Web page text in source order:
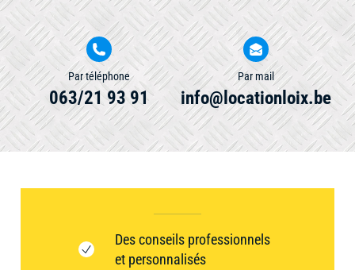
Par téléphone
063/21 93 91
Par mail
info@locationloix.be
Des conseils professionnels
et personnalisés